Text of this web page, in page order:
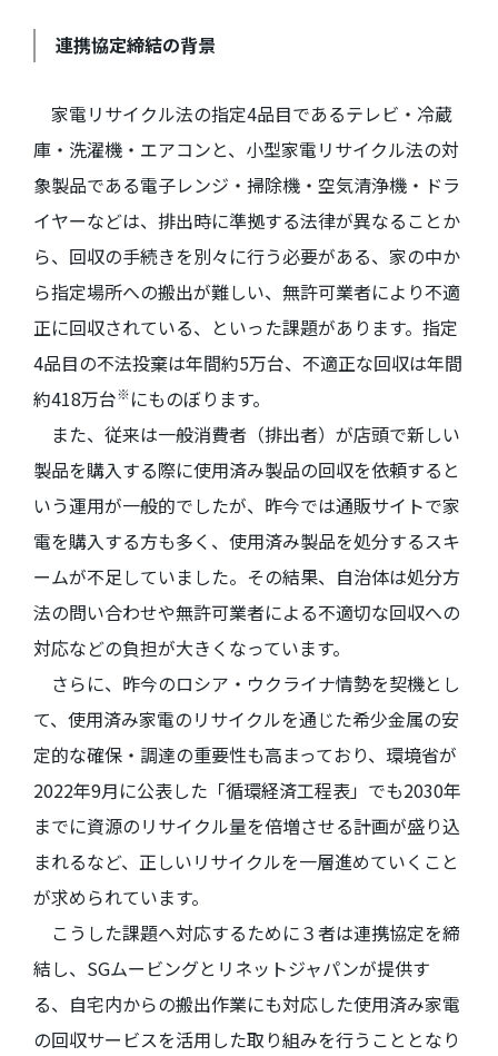
連携協定締結の背景
家電リサイクル法の指定4品目であるテレビ・冷蔵
庫・洗濯機・エアコンと、小型家電リサイクル法の対
象製品である電子レンジ・掃除機・空気清浄機・ドラ
イヤーなどは、排出時に準拠する法律が異なることか
ら、回収の手続きを別々に行う必要がある、家の中か
ら指定場所への搬出が難しい、無許可業者により不適
正に回収されている、といった課題があります。指定
4品目の不法投棄は年間約5万台、不適正な回収は年間
約418万台※にものぼります。
また、従来は一般消費者（排出者）が店頭で新しい
製品を購入する際に使用済み製品の回収を依頼すると
いう運用が一般的でしたが、昨今では通販サイトで家
電を購入する方も多く、使用済み製品を処分するスキ
ームが不足していました。その結果、自治体は処分方
法の問い合わせや無許可業者による不適切な回収への
対応などの負担が大きくなっています。
さらに、昨今のロシア・ウクライナ情勢を契機とし
て、使用済み家電のリサイクルを通じた希少金属の安
定的な確保・調達の重要性も高まっており、環境省が
2022年9月に公表した「循環経済工程表」でも2030年
までに資源のリサイクル量を倍増させる計画が盛り込
まれるなど、正しいリサイクルを一層進めていくこと
が求められています。
こうした課題へ対応するために３者は連携協定を締
結し、 SGムービングとリネットジャパンが提供す
る、自宅内からの搬出作業にも対応した使用済み家電
の回収サービスを活用した取り組みを行うこととなり